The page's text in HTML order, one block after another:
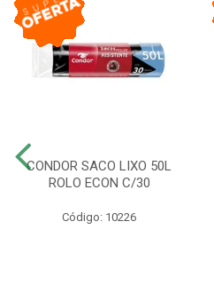
CONDOR SACO LIXO 50L
ROLO ECON C/30
Código: 10226